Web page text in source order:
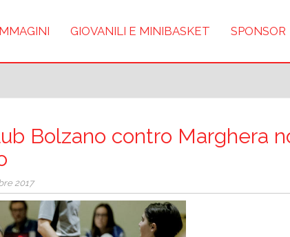
GIOVANILI E MINIBASKET SPONSOR
Bolzano contro Marghera
2017